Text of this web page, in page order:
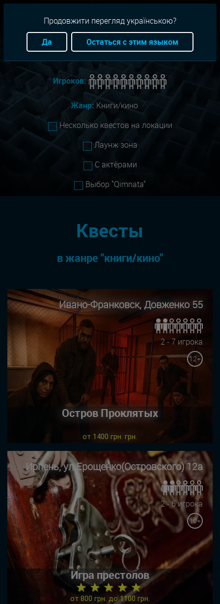
Город: Все
Игроков:
Жанр: Книги/кино
Несколько квестов на локации
Лаунж зона
С актёрами
Выбор "Qimnata"
Квесты
в жанре "книги/кино"
Ивано-Франковск, Довженко 55
2 - 7 игрока
12+
Остров Проклятых
от 1400 грн. грн.
Ирпень, ул.Ерощенко(Островского) 12а
2 - 6 игрока
10+
Игра престолов
★ ★ ★ ★ ★
от 800 грн. до 1100 грн.
Продовжити перегляд українською?
Да
Остаться с этим языком